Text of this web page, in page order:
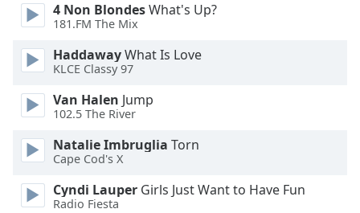
Opacity
Text
Background
Color
Opacity
Caption
4 Non BlondesWhat's Up?
181.FM The Mix
HaddawayWhat Is Love
KLCE Classy 97
Van Halen Jump
102.5 The River
Natalie Imbruglia Torn
Cape Cod's X
Cyndi Lauper Girls Just Want to Have Fun
Radio Fiesta